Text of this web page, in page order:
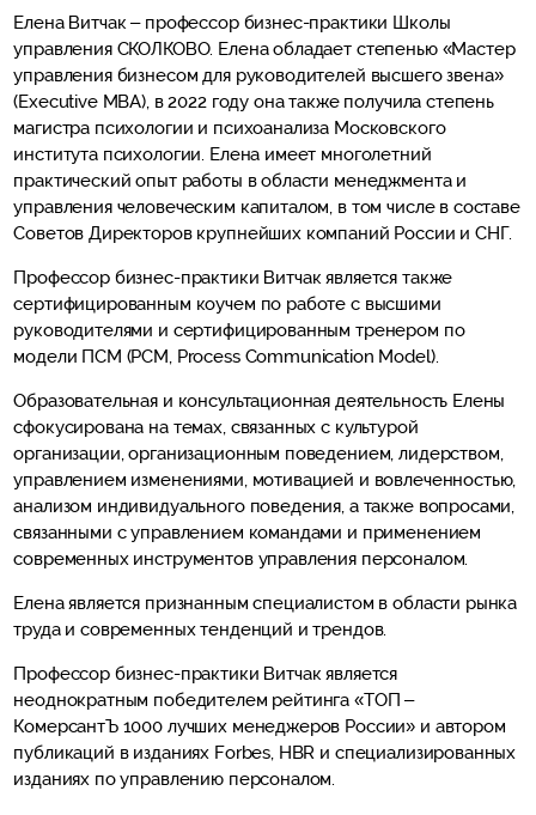
Елена Витчак – профессор бизнес-практики Школы
управления СКОЛКОВО. Елена обладает степенью «Мастер
управления бизнесом для руководителей высшего звена»
(Executive MBA), в 2022 году она также получила степень
магистра психологии и психоанализа Московского
института психологии. Елена имеет многолетний
практический опыт работы в области менеджмента и
управления человеческим капиталом, в том числе в составе
Советов Директоров крупнейших компаний России и СНГ.
Профессор бизнес-практики Витчак является также
сертифицированным коучем по работе с высшими
руководителями и сертифицированным тренером по
модели ПСМ (PCM, Process Communication Model).
Образовательная и консультационная деятельность Елены
сфокусирована на темах, связанных с культурой
организации, организационным поведением, лидерством,
управлением изменениями, мотивацией и вовлеченностью,
анализом индивидуального поведения, а также вопросами,
связанными с управлением командами и применением
современных инструментов управления персоналом.
Елена является признанным специалистом в области рынка
труда и современных тенденций и трендов.
Профессор бизнес-практики Витчак является
неоднократным победителем рейтинга «ТОП –
КомерсантЪ 1000 лучших менеджеров России» и автором
публикаций в изданиях Forbes, HBR и специализированных
изданиях по управлению персоналом.